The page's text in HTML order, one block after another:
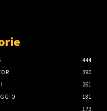
444
390
261
181
173